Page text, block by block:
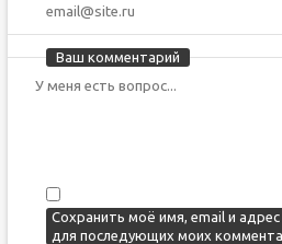
Ваш комментарий
Сохранить моё имя, email и
для последующих моих